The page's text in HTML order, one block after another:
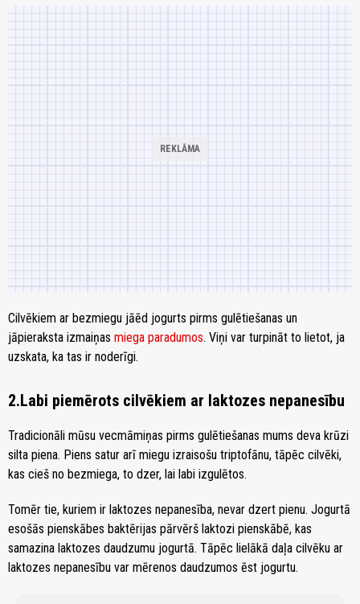
Cilvēkiem ar bezmiegu jāēd jogurts pirms gulētiešanas un
jāpieraksta izmaiņas miega paradumos. Viņi var turpināt to lietot, ja
uzskata, ka tas ir noderīgi.
2.Labi piemērots cilvēkiem ar laktozes nepanesību
Tradicionāli mūsu vecmāmiņas pirms gulētiešanas mums deva krūzi
silta piena. Piens satur arī miegu izraisošu triptofānu, tāpēc cilvēki,
kas cieš no bezmiega, to dzer, lai labi izgulētos.
Tomēr tie, kuriem ir laktozes nepanesība, nevar dzert pienu. Jogurtā
esošās pienskābes baktērijas pārvērš laktozi pienskābē, kas
samazina laktozes daudzumu jogurtā. Tāpēc lielākā daļa cilvēku ar
laktozes nepanesību var mērenos daudzumos ēst jogurtu.